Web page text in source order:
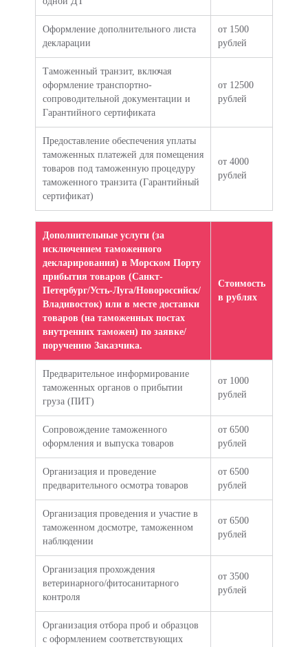
Оформление дополнительного листа
декларации
от 1500
рублей
Таможенный транзит, включая
оформление транспортно-
сопроводительной документации и
Гарантийного сертификата
от 12500
рублей
Предоставление обеспечения уплаты
таможенных платежей для помещения
товаров под таможенную процедуру
таможенного транзита (Гарантийный
сертификат)
от 4000
рублей
Дополнительные услуги (за
исключением таможенного
декларирования) в Морском Порту
прибытия товаров (Санкт-
Петербург/Усть-Луга/Новороссийск/
Владивосток) или в месте доставки
товаров (на таможенных постах
внутренних таможен) по заявке/
поручению Заказчика.
Стоимость
в рублях
Предварительное информирование
таможенных органов о прибытии
груза (ПИТ)
от 1000
рублей
Сопровождение таможенного
оформления и выпуска товаров
от 6500
рублей
Организация и проведение
предварительного осмотра товаров
от 6500
рублей
Организация проведения и участие в
таможенном досмотре, таможенном
наблюдении
от 6500
рублей
Организация прохождения
ветеринарного/фитосанитарного
контроля
от 3500
рублей
Организация отбора проб и образцов
с оформлением соответствующих